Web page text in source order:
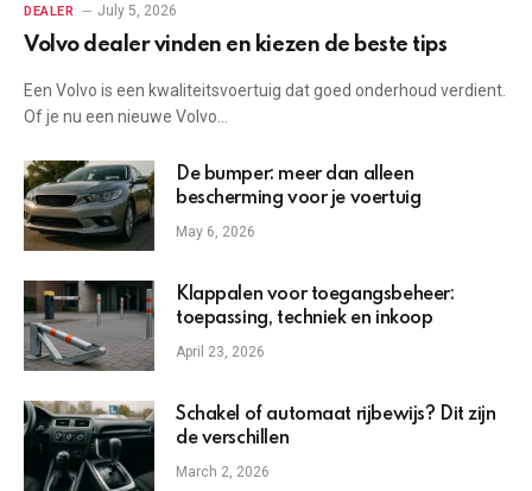
DEALER July 5, 2026
Volvo dealer vinden en kiezen de beste tips
Een Volvo is een kwaliteitsvoertuig dat goed onderhoud verdient.
Of je nu een nieuwe Volvo…
De bumper: meer dan alleen
bescherming voor je voertuig
May 6, 2026
Klappalen voor toegangsbeheer:
toepassing, techniek en inkoop
April 23, 2026
Schakel of automaat rijbewijs? Dit zijn
de verschillen
March 2, 2026